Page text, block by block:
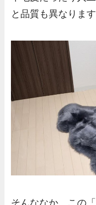
と品質も異なります
そんななか、この「